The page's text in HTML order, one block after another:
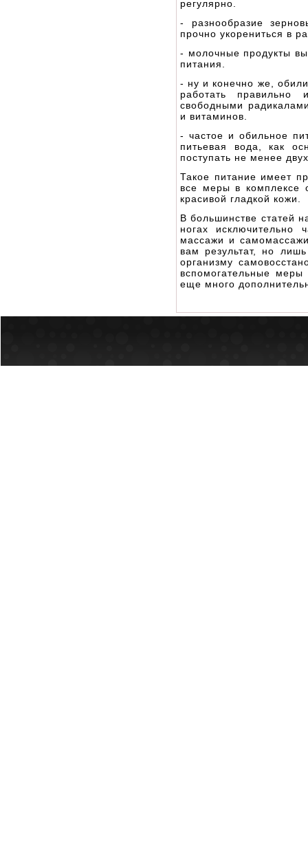
регулярно.
- разнообразие
прочно укорениться в
- молочные продукты
питания.
- ну и конечно же,
работать
свободными
и витаминов.
- частое и обильное
питьевая вода, как
поступать не менее
Такое питание имеет
все меры в комплексе
красивой гладкой кожи.
В большинстве статей
ногах исключительно
массажи и
вам результат, но
организму
вспомогательные
еще много